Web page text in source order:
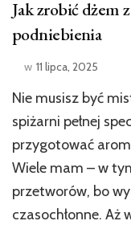
Jak zrobić dżem
podniebienia
w 11 lipca, 2025
Nie musisz być
spiżarni pełnej
przygotować
Wiele mam – w
przetworów, bo
czasochłonne. Aż